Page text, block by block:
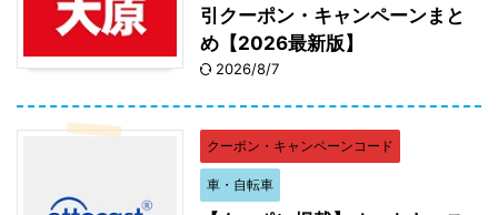
引クーポン・キャンペーンまと
め【2026最新版】
2026/8/7
クーポン・キャンペーンコード
車・自転車